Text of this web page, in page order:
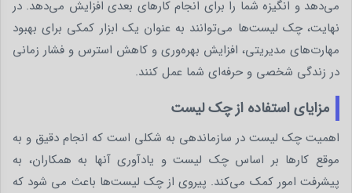
می‌دهد و انگیزه شما را برای انجام کارهای بعدی افزایش می‌دهد. در
نهایت، چک لیست‌ها می‌توانند به عنوان یک ابزار کمکی برای بهبود
مهارت‌های مدیریتی، افزایش بهره‌وری و کاهش استرس و فشار زمانی
در زندگی شخصی و حرفه‌ای شما عمل کنند.
مزایای استفاده از چک لیست
اهمیت چک لیست در سازماندهی به شکلی است که انجام دقیق و به
موقع کارها بر اساس چک لیست و یادآوری آنها به همکاران، به
پیشرفت امور کمک می‌کند. پیروی از چک لیست‌ها باعث می ‌شود که